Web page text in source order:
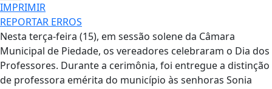
IMPRIMIR
REPORTAR ERROS
Nesta terça-feira (15), em sessão solene da Câmara
Municipal de Piedade, os vereadores celebraram o Dia dos
Professores. Durante a cerimônia, foi entregue a distinção
de professora emérita do município às senhoras Sonia